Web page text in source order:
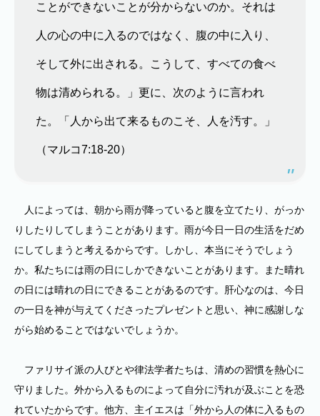
ことができないことが分からないのか。それは
人の心の中に入るのではなく、腹の中に入り、
そして外に出される。こうして、すべての食べ
物は清められる。」更に、次のように言われ
た。「人から出て来るものこそ、人を汚す。」
（マルコ7:18-20）
人によっては、朝から雨が降っていると腹を立てたり、がっか
りしたりしてしまうことがあります。雨が今日一日の生活をだめ
にしてしまうと考えるからです。しかし、本当にそうでしょう
か。私たちには雨の日にしかできないことがあります。また晴れ
の日には晴れの日にできることがあるのです。肝心なのは、今日
の一日を神が与えてくださったプレゼントと思い、神に感謝しな
がら始めることではないでしょうか。
ファリサイ派の人びとや律法学者たちは、清めの習慣を熱心に
守りました。外から入るものによって自分に汚れが及ぶことを恐
れていたからです。他方、主イエスは「外から人の体に入るもの